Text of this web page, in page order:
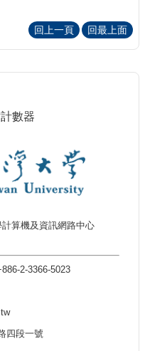
回上一頁 回最上面
算機及資訊網路中心
2-3366-5023
四段一號